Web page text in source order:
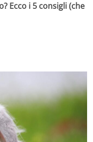
Ecco i 5 consigli (che